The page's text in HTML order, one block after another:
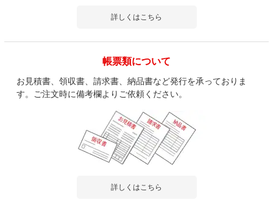
400mm 【ブラック アイボリー ブルー ダー
平均評価4.7
購入確認済み
価格が安かったので安っぽくないか心配していましたが、しっか
詳しくはこちら
帳票類について
お見積書、領収書、請求書、納品書など発行を承っておりま
す。ご注文時に備考欄よりご依頼ください。
詳しくはこちら